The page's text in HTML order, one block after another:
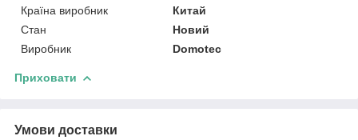
Країна виробник
Китай
Стан
Новий
Виробник
Domotec
Приховати
Умови доставки